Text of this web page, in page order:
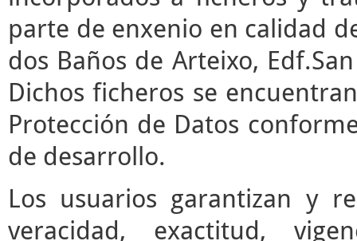
parte de enxenio en calidad
dos Baños de Arteixo,
Dichos ficheros se
Protección de Datos
de desarrollo.
Los usuarios garantizan y
veracidad, exactitud,